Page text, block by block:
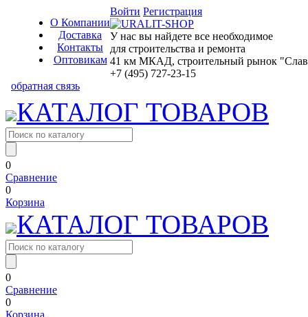
О Компании
Доставка
Контакты
Оптовикам
Войти Регистрация
У нас вы найдете все необходимое
для строительства и ремонта
41 км МКАД, строительный рынок
+7 (495) 727-23-15
обратная связь
КАТАЛОГ ТОВАРОВ
0
Сравнение
0
Корзина
КАТАЛОГ ТОВАРОВ
0
Сравнение
0
Корзина